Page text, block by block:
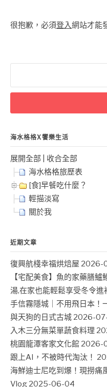
很抱歉，必須登入網站才能
關
字:
海水格格X饗樂生活
展開全部
收合全部
海水格格旅歷表
[食]早餐吃什麼？
輕描淡寫
關於我
近期文章
復興航棧幸福烘焙屋 2026-
【宅配美食】魚的家藥膳
湯,在家也能輕鬆享受冬令進
手信霧隱城｜不用飛日本！
與天狗的日式古城 2026-
入木三分無菜單蔬食料理
桃園龍潭客家文化館 2026-
跟上AI，不被時代淘汰！
海鮮迪士尼吃到爆！現撈痛
Vlog 2025-06-04